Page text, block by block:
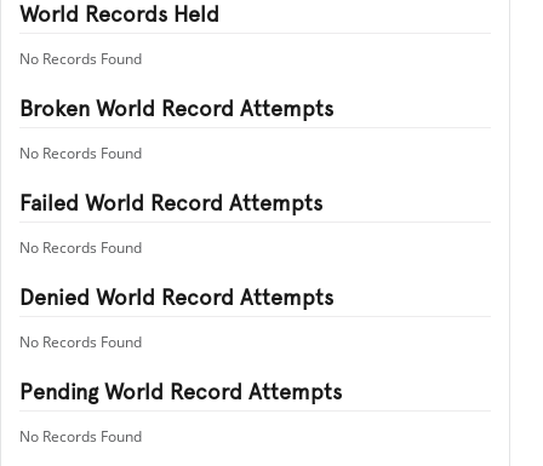
World Records Held
No Records Found
Broken World Record Attempts
No Records Found
Failed World Record Attempts
No Records Found
Denied World Record Attempts
No Records Found
Pending World Record Attempts
No Records Found